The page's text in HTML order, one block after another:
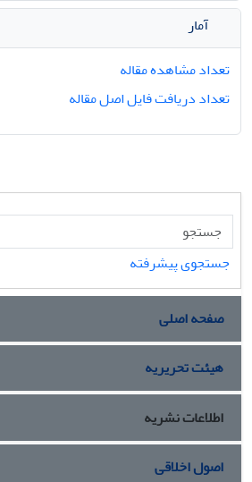
آمار
تعداد مشاهده مقاله
تعداد دریافت فایل اصل مقاله
جستجوی پیشرفته
صفحه اصلی
هیئت تحریریه
اطلاعات نشریه
اصول اخلاقی